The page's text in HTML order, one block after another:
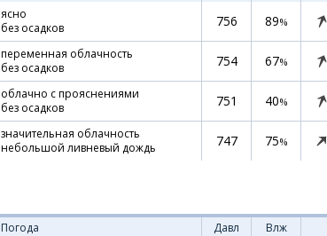
ясно
без осадков
756 89%
переменная облачность
без осадков
754 67%
облачно с прояснениями
без осадков
751 40%
значительная облачность
небольшой ливневый дождь
747 75%
Погода Давл Влж